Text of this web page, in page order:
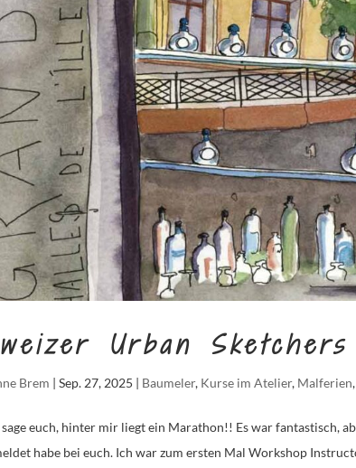
Urban
Brem |Sep. 27, 2025 | Baumeler, Kurse im Atelier, Malferien,
euch, hinter mir liegt ein Marathon!! Es war fantastisch,
habe bei euch. Ich war zum ersten Mal Workshop